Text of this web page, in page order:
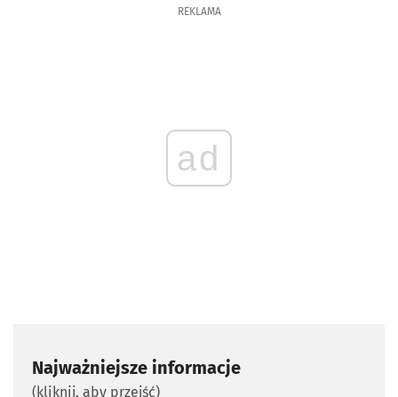
REKLAMA
ad
Najważniejsze informacje
(kliknij, aby przejść)